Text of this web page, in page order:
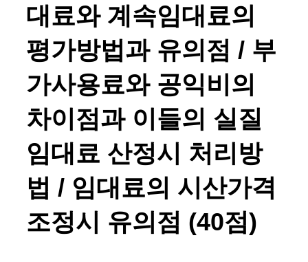
대료와 계속임대료의
평가방법과 유의점 / 부
가사용료와 공익비의
차이점과 이들의 실질
임대료 산정시 처리방
법 / 임대료의 시산가격
조정시 유의점 (40점)